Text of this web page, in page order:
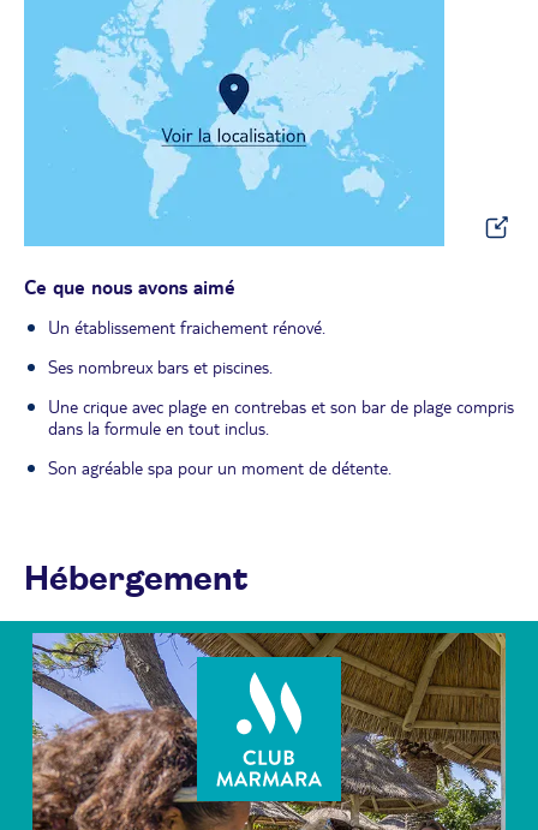
Ce que nous avons aimé
Un établissement fraichement rénové.
Ses nombreux bars et piscines.
Une crique avec plage en contrebas et son bar de plage compris
dans la formule en tout inclus.
Son agréable spa pour un moment de détente.
Hébergement